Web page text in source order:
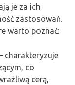
je za ich
zastosowań.
warto poznać:
charakteryzuje
co
cerą,